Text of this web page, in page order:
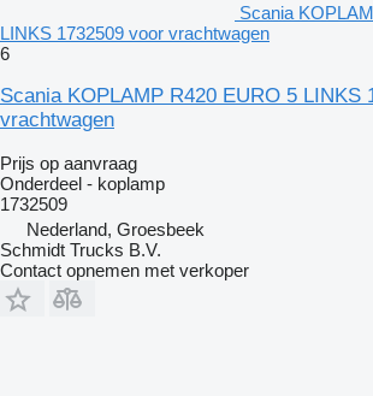
Scania
LINKS 1732509 voor vrachtwagen
6
Scania KOPLAMP R420 EURO 5 LINKS
vrachtwagen
Prijs op aanvraag
Onderdeel - koplamp
1732509
Nederland, Groesbeek
Schmidt Trucks B.V.
Contact opnemen met verkoper